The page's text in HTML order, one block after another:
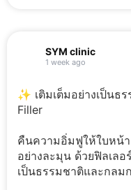
SYM clinic
1 week ago
✨ เติมเต็มอย่างเป็นธ
Filler
คืนความอิ่มฟูให้ใบหน้
อย่างละมุน ด้วยฟิลเล
เป็นธรรมชาติและกลม